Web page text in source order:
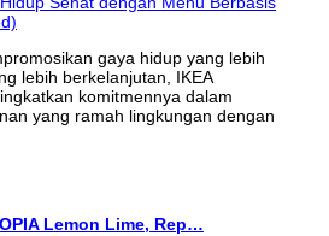
gaya hidup yang lebih
lebih berkelanjutan, IKEA
komitmennya dalam
yang ramah lingkungan dengan
Lemon Lime, Rep…